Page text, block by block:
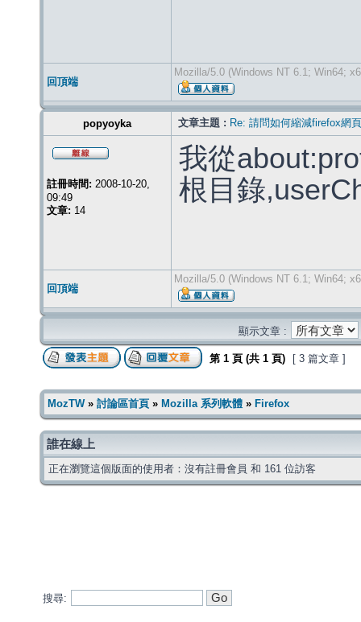
回頂端
Mozilla/5.0 (Windows NT 6.1; Win64;
popyoyka 文章主題 : Re: 請問如何縮減firefox網
註冊時間: 2008-10-20,
09:49
文章: 14
我從
根目錄
回頂端
Mozilla/5.0 (Windows NT 6.1; Win64;
顯示文章 :
第 1 頁 (共 1 頁) [ 3 篇文章 ]
MozTW» 討論區首頁 » Mozilla 系列軟體 » Firefox
誰在線上
正在瀏覽這個版面的使用者：沒有註冊會員 和 161 位訪客
搜尋: